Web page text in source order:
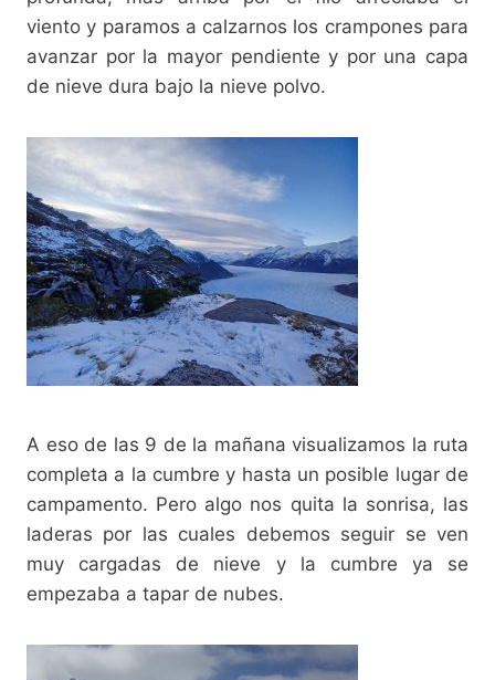
viento y paramos a calzarnos los crampones para
avanzar por la mayor pendiente y por una capa
de nieve dura bajo la nieve polvo.
A eso de las 9 de la mañana visualizamos la ruta
completa a la cumbre y hasta un posible lugar de
campamento. Pero algo nos quita la sonrisa, las
laderas por las cuales debemos seguir se ven
muy cargadas de nieve y la cumbre ya se
empezaba a tapar de nubes.